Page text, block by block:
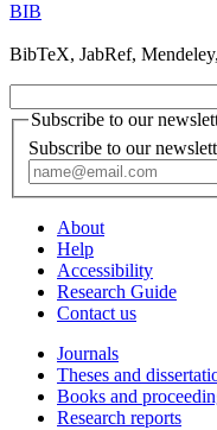
BIB
BibTeX, JabRef,
Subscribe to our
Subscribe to our
About
Help
Accessibility
Research Guide
Contact us
Journals
Theses and
Books and
Research reports